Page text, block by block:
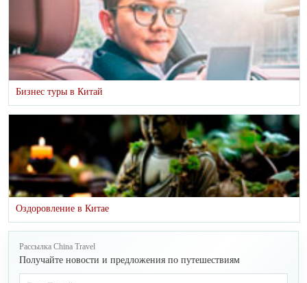
Бизнес туры в Китай
Оздоровление в Китае
Рассылка China Travel
Получайте новости и предложения по путешествиям